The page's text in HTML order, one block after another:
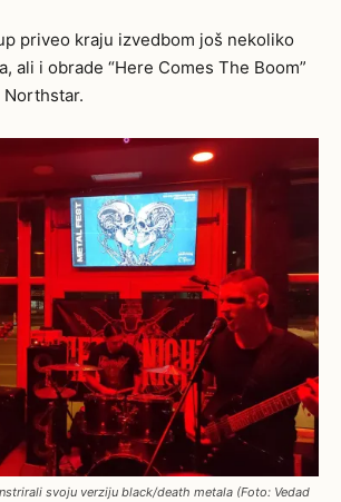
priveo kraju izvedbom još nekoliko
ali i obrade “Here Comes The Boom”
svoju verziju black/death metala (Foto: Vedad